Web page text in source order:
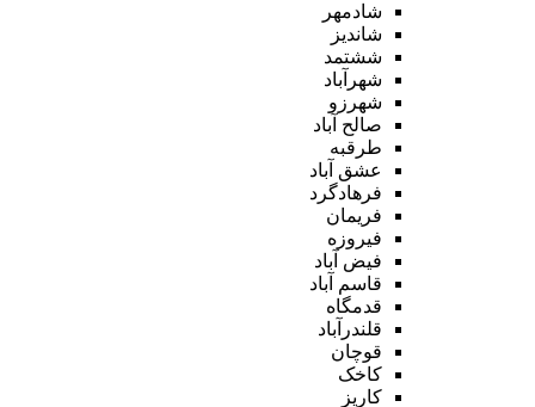
شادمهر
شاندیز
ششتمد
شهرآباد
شهرزو
صالح آباد
طرقبه
عشق آباد
فرهادگرد
فریمان
فیروزه
فیض آباد
قاسم آباد
قدمگاه
قلندرآباد
قوچان
کاخک
کاریز